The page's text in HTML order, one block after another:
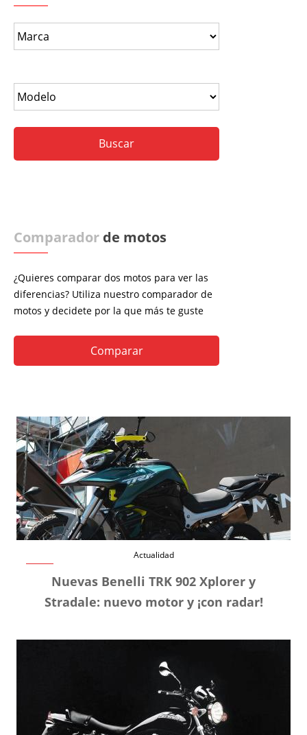
Comparador de motos
¿Quieres comparar dos motos para ver las
diferencias? Utiliza nuestro comparador de
motos y decidete por la que más te guste
Comparar
Actualidad
Nuevas Benelli TRK 902 Xplorer y
Stradale: nuevo motor y ¡con radar!